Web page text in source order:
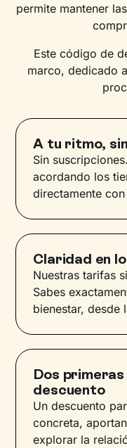
permite mantener
Este código de
marco, dedicado
A tu ritmo,
Sin
acordando los
directamente
Claridad en
Nuestras tarifas
Sabes
bienestar, desde
Dos
descuento
Un descuento
concreta,
explorar la